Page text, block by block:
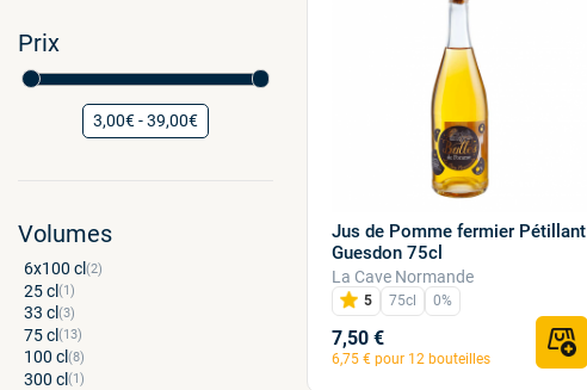
Prix
3,00€ - 39,00€
Volumes
6x100 (2)
25 (1)
33 (3)
75 (13)
100 (8)
300 (1)
Jus de Pomme fermier Pétillant
Guesdon 75cl
La Cave Normande
5 75cl 0%
7,50 €
6,75 € pour 12 bouteilles